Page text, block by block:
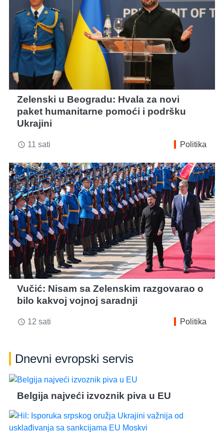
Zelenski u Beogradu: Hvala za novi
paket humanitarne pomoći i podršku
Ukrajini
access_time 11 sati Politika
Vučić: Nisam sa Zelenskim razgovarao o
bilo kakvoj vojnoj saradnji
access_time 12 sati Politika
Dnevni evropski servis
Belgija najveći izvoznik piva u EU